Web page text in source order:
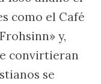
como el Café
y,
convirtieran
se